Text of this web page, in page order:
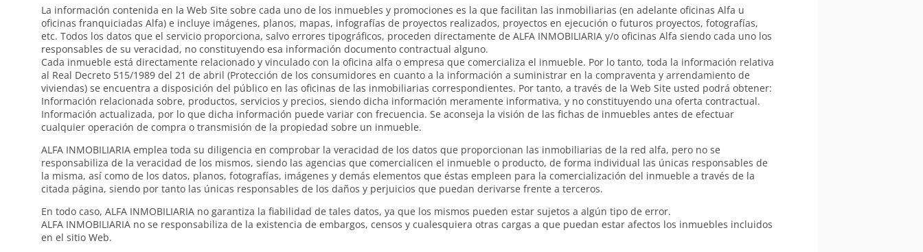
La información contenida en la Web Site sobre cada uno de los inmuebles y promociones es la que facilitan las inmobiliarias (en adelante oficinas Alfa u
oficinas franquiciadas Alfa) e incluye imágenes, planos, mapas, infografías de proyectos realizados, proyectos en ejecución o futuros proyectos, fotografías,
etc. Todos los datos que el servicio proporciona, salvo errores tipográficos, proceden directamente de ALFA INMOBILIARIA y/o oficinas Alfa siendo cada uno los
responsables de su veracidad, no constituyendo esa información documento contractual alguno.
Cada inmueble está directamente relacionado y vinculado con la oficina alfa o empresa que comercializa el inmueble. Por lo tanto, toda la información relativa
al Real Decreto 515/1989 del 21 de abril (Protección de los consumidores en cuanto a la información a suministrar en la compraventa y arrendamiento de
viviendas) se encuentra a disposición del público en las oficinas de las inmobiliarias correspondientes. Por tanto, a través de la Web Site usted podrá obtener:
Información relacionada sobre, productos, servicios y precios, siendo dicha información meramente informativa, y no constituyendo una oferta contractual.
Información actualizada, por lo que dicha información puede variar con frecuencia. Se aconseja la visión de las fichas de inmuebles antes de efectuar
cualquier operación de compra o transmisión de la propiedad sobre un inmueble.
ALFA INMOBILIARIA emplea toda su diligencia en comprobar la veracidad de los datos que proporcionan las inmobiliarias de la red alfa, pero no se
responsabiliza de la veracidad de los mismos, siendo las agencias que comercialicen el inmueble o producto, de forma individual las únicas responsables de
la misma, así como de los datos, planos, fotografías, imágenes y demás elementos que éstas empleen para la comercialización del inmueble a través de la
citada página, siendo por tanto las únicas responsables de los daños y perjuicios que puedan derivarse frente a terceros.
En todo caso, ALFA INMOBILIARIA no garantiza la fiabilidad de tales datos, ya que los mismos pueden estar sujetos a algún tipo de error.
ALFA INMOBILIARIA no se responsabiliza de la existencia de embargos, censos y cualesquiera otras cargas a que puedan estar afectos los inmuebles incluidos
en el sitio Web.